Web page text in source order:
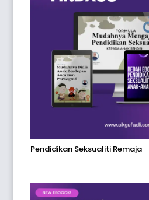
Pendidikan Seksualiti Remaja